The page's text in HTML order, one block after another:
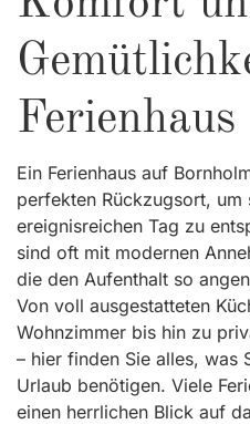
Ferienhaus
Ein Ferienhaus auf
perfekten Rückzugsort, um
ereignisreichen Tag zu
sind oft mit modernen
die den Aufenthalt so
Von voll ausgestatteten
Wohnzimmer bis hin zu
– hier finden Sie alles, was
Urlaub benötigen. Viele
einen herrlichen Blick auf